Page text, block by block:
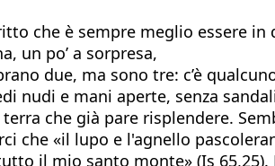
che è sempre meglio essere
un po’ a sorpresa,
due, ma sono tre: c’è
nudi e mani aperte, senza
che già pare risplendere.
che «il lupo e l'agnello
il mio santo monte» (Is